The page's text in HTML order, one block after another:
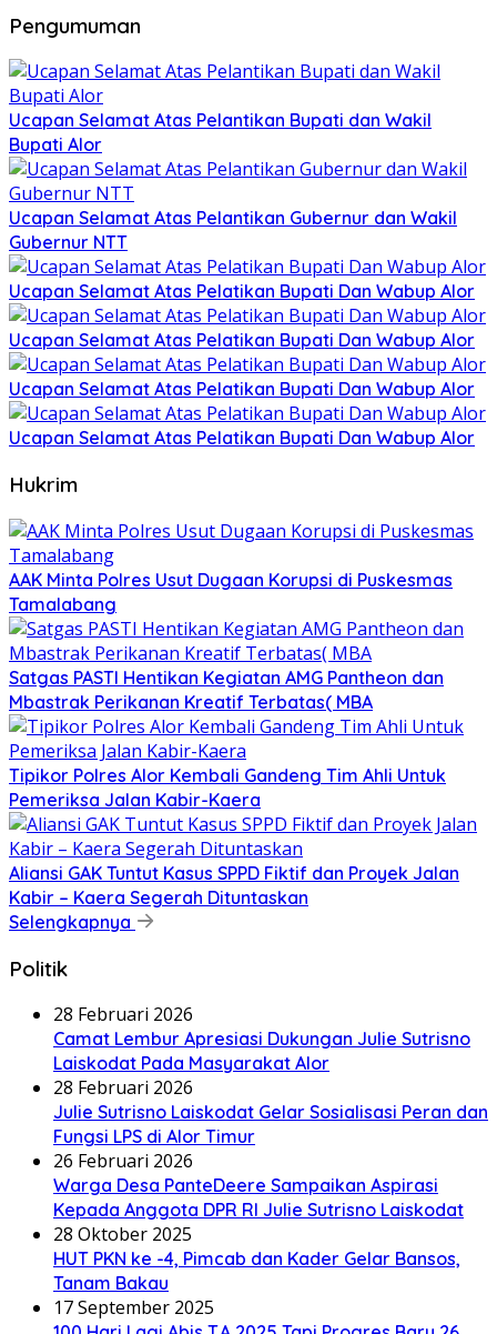
Pengumuman
Ucapan Selamat Atas Pelantikan Bupati dan Wakil
Bupati Alor
Ucapan Selamat Atas Pelantikan Gubernur dan Wakil
Gubernur NTT
Ucapan Selamat Atas Pelatikan Bupati Dan Wabup Alor
Ucapan Selamat Atas Pelatikan Bupati Dan Wabup Alor
Ucapan Selamat Atas Pelatikan Bupati Dan Wabup Alor
Ucapan Selamat Atas Pelatikan Bupati Dan Wabup Alor
Hukrim
AAK Minta Polres Usut Dugaan Korupsi di Puskesmas
Tamalabang
Satgas PASTI Hentikan Kegiatan AMG Pantheon dan
Mbastrak Perikanan Kreatif Terbatas( MBA
Tipikor Polres Alor Kembali Gandeng Tim Ahli Untuk
Pemeriksa Jalan Kabir-Kaera
Aliansi GAK Tuntut Kasus SPPD Fiktif dan Proyek Jalan
Kabir – Kaera Segerah Dituntaskan
Selengkapnya
Politik
28 Februari 2026
Camat Lembur Apresiasi Dukungan Julie Sutrisno
Laiskodat Pada Masyarakat Alor
28 Februari 2026
Julie Sutrisno Laiskodat Gelar Sosialisasi Peran dan
Fungsi LPS di Alor Timur
26 Februari 2026
Warga Desa PanteDeere Sampaikan Aspirasi
Kepada Anggota DPR RI Julie Sutrisno Laiskodat
28 Oktober 2025
HUT PKN ke -4, Pimcab dan Kader Gelar Bansos,
Tanam Bakau
17 September 2025